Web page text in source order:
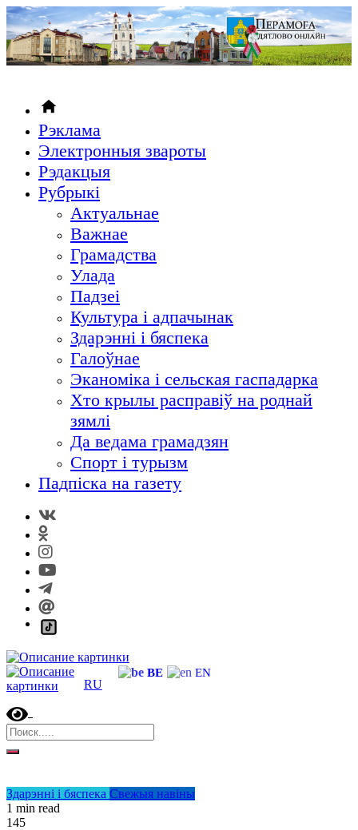
Рэклама
Электронныя звароты
Рэдакцыя
Рубрыкi
Актуальнае
Важнае
Грамадства
Улада
Падзеі
Культура і адпачынак
Здарэнні і бяспека
Галоўнае
Эканоміка і сельская гаспадарка
Хто крылы расправіў на роднай
зямлі
Да ведама грамадзян
Спорт і турызм
Падпіска на газету
RU
BE EN
Здарэнні і бяспека Свежыя навіны
1 min read
145